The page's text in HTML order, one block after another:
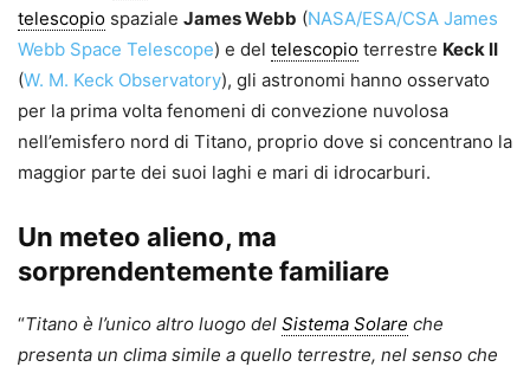
telescopio spaziale James Webb (NASA/ESA/CSA James
Webb Space Telescope) e del telescopio terrestre Keck II
(W. M. Keck Observatory), gli astronomi hanno osservato
per la prima volta fenomeni di convezione nuvolosa
nell’emisfero nord di Titano, proprio dove si concentrano la
maggior parte dei suoi laghi e mari di idrocarburi.
Un meteo alieno, ma
sorprendentemente familiare
“Titano è l’unico altro luogo del Sistema Solare che
presenta un clima simile a quello terrestre, nel senso che